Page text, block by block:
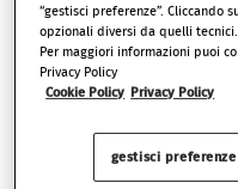
Telefono*
“gestisci preferenze”. Cliccando
opzionali diversi da quelli tecnici.
Per maggiori informazioni puoi
Privacy Policy
Cookie Policy
Privacy Policy
gestisci preferenze